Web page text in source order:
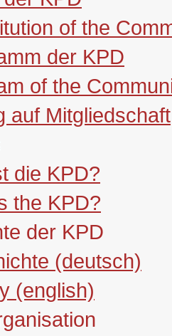
of the
der KPD
of the
auf Mitgliedschaft
die KPD?
the KPD?
der KPD
(deutsch)
(english)